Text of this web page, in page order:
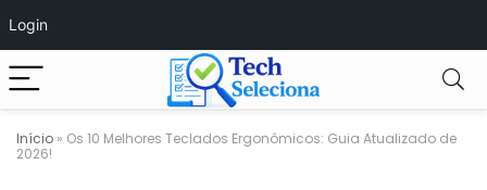
Login
Início » Os 10 Melhores Teclados Ergonômicos: Guia Atualizado de
2026!